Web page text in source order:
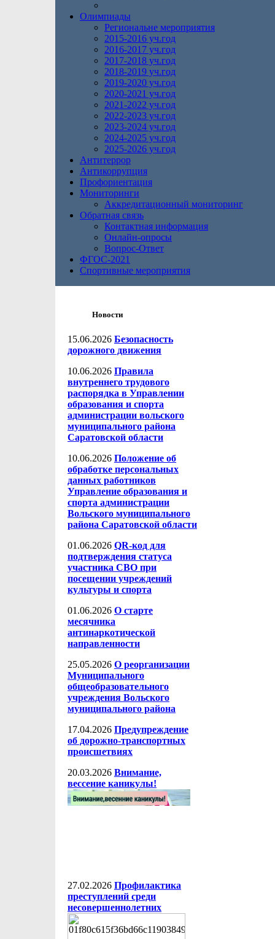
Олимпиады
Региональне мероприятия
2015-2016 уч.год
2016-2017 уч.год
2017-2018 уч.год
2018-2019 уч.год
2019-2020 уч.год
2020-2021 уч.год
2021-2022 уч.год
2022-2023 уч.год
2023-2024 уч.год
2024-2025 уч.год
2025-2026 уч.год
Антитеррор
Антикоррупция
Профориентация
Мониторинги
Аккредитационный мониторинг
Обратная связь
Контактная информация
Онлайн-опросы
Вопрос-Ответ
ФГОС-2021
Спортивные мероприятия
Новости
15.06.2026 Безопасность
дорожного движения
10.06.2026 Правила
внутреннего трудового
распорядка в Управлении
образования и спорта
администрации вольского
муниципального района
Саратовской области
10.06.2026 Положение об
обработке персональных
данных работников
Управление образования и
спорта администрации
Вольского муниципального
района Саратовской области
01.06.2026 QR-код для
подтверждения статуса
участника СВО при
посещении учреждений
культуры и спорта
01.06.2026 О старте
месячника
антинаркотической
направленности
25.05.2026 О реорганизации
Муниципального
общеобразовательного
учреждения Вольского
муниципального района
17.04.2026 Предупреждение
об дорожно-транспортных
происшетвиях
20.03.2026 Внимание,
вессение каникулы!
27.02.2026 Профилактика
преступлений среди
несовершеннолетних